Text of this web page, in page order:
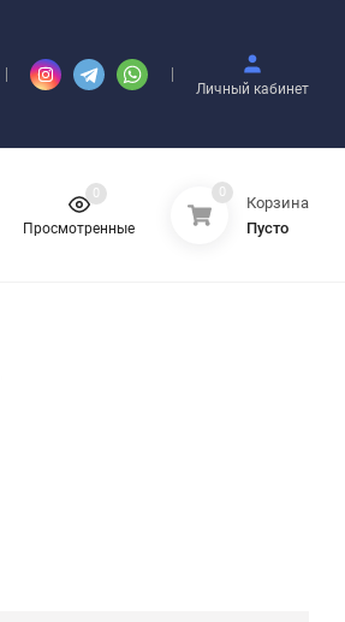
Личный кабинет
Просмотренные
0 0
Корзина
Пусто